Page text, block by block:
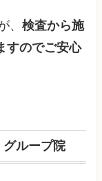
、検査から施
すのでご安心
グループ院